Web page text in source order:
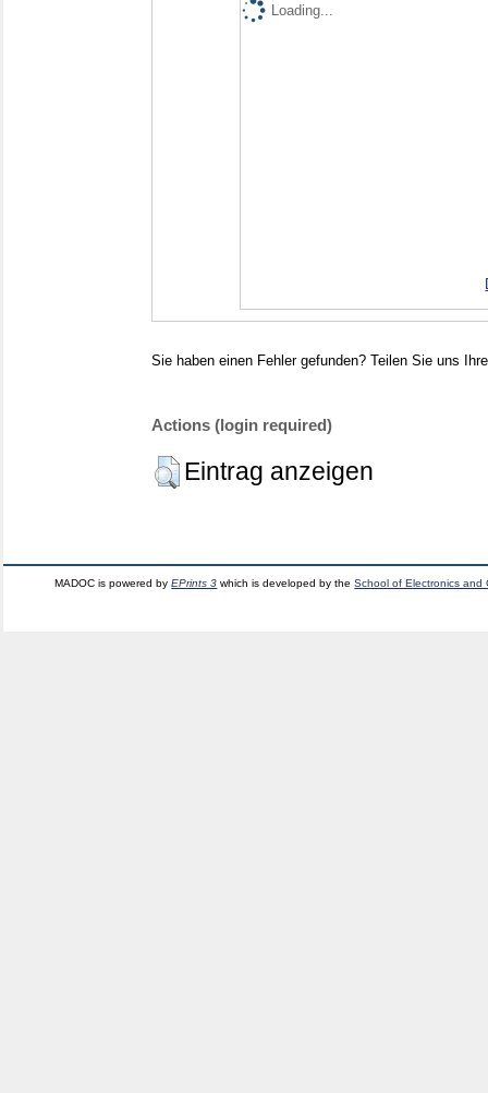
Loading...
Sie haben einen Fehler gefunden? Teilen Sie uns
Actions (login required)
Eintrag anzeigen
MADOC is powered byEPrints 3 which is developed by theSchool of Electronics and